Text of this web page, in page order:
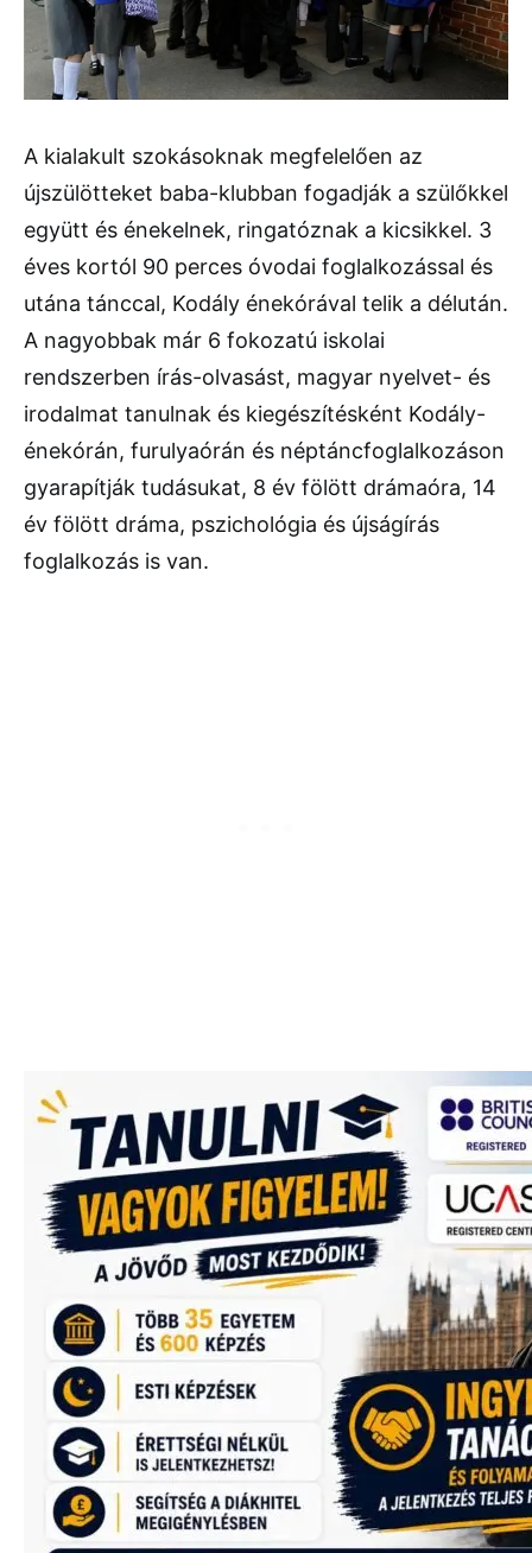
A kialakult szokásoknak megfelelően az
újszülötteket baba-klubban fogadják a szülőkkel
együtt és énekelnek, ringatóznak a kicsikkel. 3
éves kortól 90 perces óvodai foglalkozással és
utána tánccal, Kodály énekórával telik a délután.
A nagyobbak már 6 fokozatú iskolai
rendszerben írás-olvasást, magyar nyelvet- és
irodalmat tanulnak és kiegészítésként Kodály-
énekórán, furulyaórán és néptáncfoglalkozáson
gyarapítják tudásukat, 8 év fölött drámaóra, 14
év fölött dráma, pszichológia és újságírás
foglalkozás is van.